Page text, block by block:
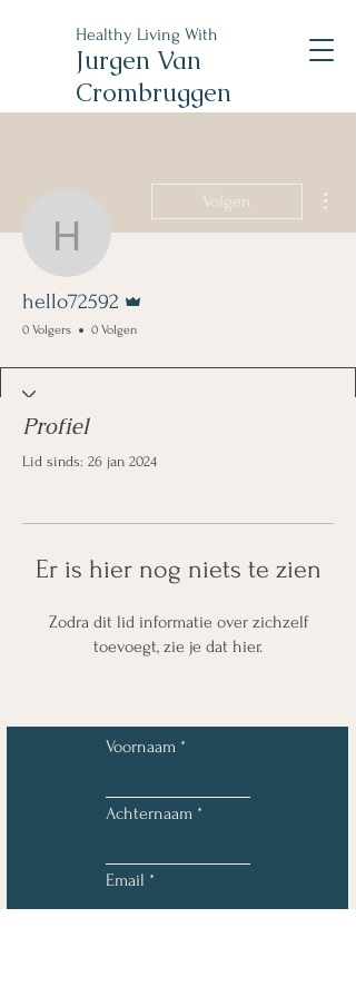
Healthy Living With
Jurgen Van
Crombruggen
hello72592
Volgen
hello72592
0 Volgers 0 Volgen
Profiel
Lid sinds: 26 jan 2024
Er is hier nog niets te zien
Zodra dit lid informatie over zichzelf
toevoegt, zie je dat hier.
Voornaam
Achternaam
Email